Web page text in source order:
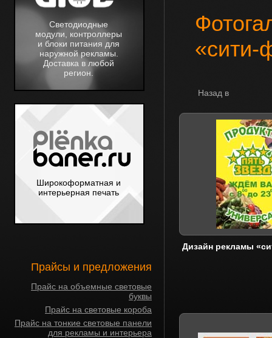
Светодиодные
модули, контроллеры
и блоки питания для
наружной рекламы.
Доставка в любой
регион.
Широкоформатная и
интерьерная печать
Прайсы и предложения
Прайс на объемные световые
буквы
Прайс на световые короба
Прайс на тонкие световые панели
для рекламы и интерьера
«сити-
Назад в
Дизайн рекламы